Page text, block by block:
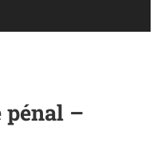
pénal –